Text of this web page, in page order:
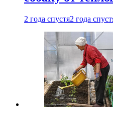
2 года спустя2 года